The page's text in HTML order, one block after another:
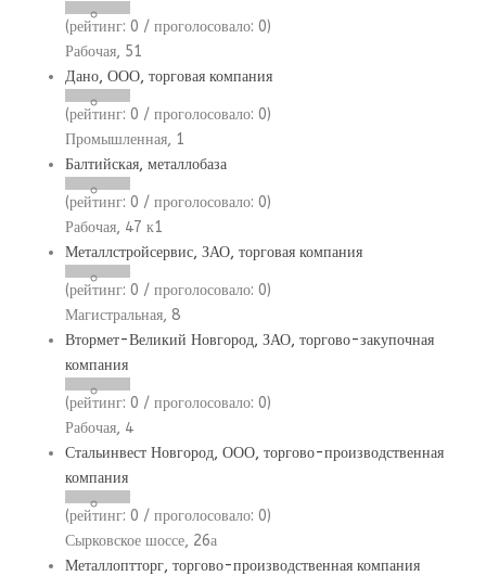
(рейтинг: 0 / проголосовало: 0)
Рабочая, 51
Дано, ООО, торговая компания
(рейтинг: 0 / проголосовало: 0)
Промышленная, 1
Балтийская, металлобаза
(рейтинг: 0 / проголосовало: 0)
Рабочая, 47 к1
Металлстройсервис, ЗАО, торговая компания
(рейтинг: 0 / проголосовало: 0)
Магистральная, 8
Втормет-Великий Новгород, ЗАО, торгово-закупочная
компания
(рейтинг: 0 / проголосовало: 0)
Рабочая, 4
Стальинвест Новгород, ООО, торгово-производственная
компания
(рейтинг: 0 / проголосовало: 0)
Сырковское шоссе, 26а
Металлоптторг, торгово-производственная компания